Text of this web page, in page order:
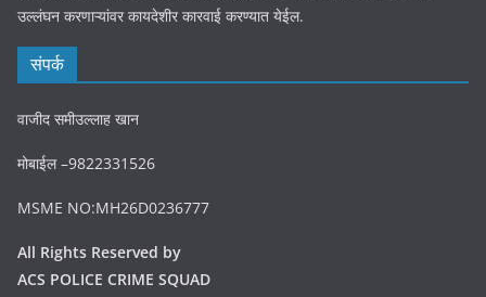
उल्लंघन करणाऱ्यांवर कायदेशीर कारवाई करण्यात येईल.
संपर्क
वाजीद समीउल्लाह खान
मोबाईल –9822331526
MSME NO:MH26D0236777
All Rights Reserved by
ACS POLICE CRIME SQUAD